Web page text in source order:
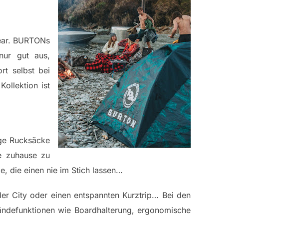
BURTONs
gut aus,
selbst bei
ist
Rucksäcke
zuhause zu
die einen nie im Stich lassen…
City oder einen entspannten Kurztrip… Bei den
wie Boardhalterung, ergonomische